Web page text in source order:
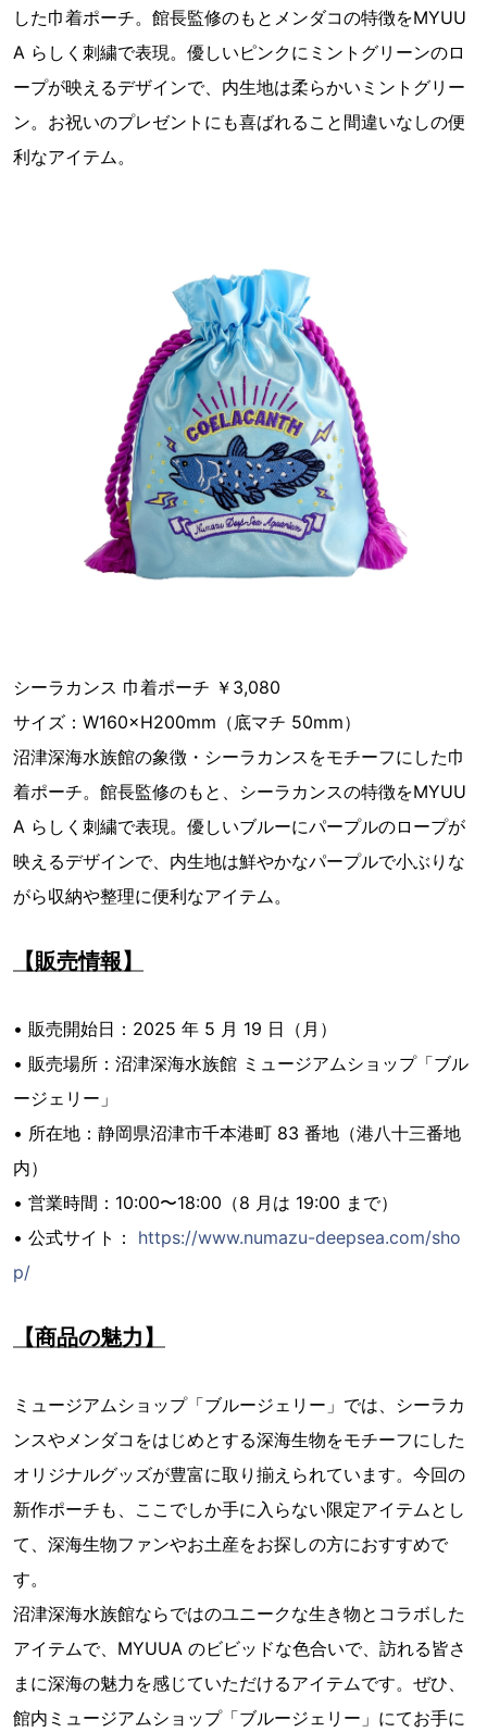
した⼱着ポーチ。館⻑監修のもとメンダコの特徴をMYUU
A らしく刺繍で表現。優しいピンクにミントグリーンのロ
ープが映えるデザインで、内⽣地は柔らかいミントグリー
ン。お祝いのプレゼントにも喜ばれること間違いなしの便
利なアイテム。
シーラカンス ⼱着ポーチ ￥3,080
サイズ：W160×H200mm（底マチ 50mm）
沼津深海⽔族館の象徴・シーラカンスをモチーフにした⼱
着ポーチ。館⻑監修のもと、シーラカンスの特徴をMYUU
A らしく刺繍で表現。優しいブルーにパープルのロープが
映えるデザインで、内⽣地は鮮やかなパープルで⼩ぶりな
がら収納や整理に便利なアイテム。
【販売情報】
• 販売開始⽇：2025 年 5 ⽉ 19 ⽇（⽉）
• 販売場所：沼津深海⽔族館 ミュージアムショップ「ブル
ージェリー」
• 所在地：静岡県沼津市千本港町 83 番地（港⼋⼗三番地
内）
• 営業時間：10:00〜18:00（8 ⽉は 19:00 まで）
• 公式サイト： https://www.numazu-deepsea.com/sho
p/
【商品の魅⼒】
ミュージアムショップ「ブルージェリー」では、シーラカ
ンスやメンダコをはじめとする深海⽣物をモチーフにした
オリジナルグッズが豊富に取り揃えられています。今回の
新作ポーチも、ここでしか⼿に⼊らない限定アイテムとし
て、深海⽣物ファンやお⼟産をお探しの⽅におすすめで
す。
沼津深海⽔族館ならではのユニークな⽣き物とコラボした
アイテムで、MYUUA のビビッドな⾊合いで、訪れる皆さ
まに深海の魅⼒を感じていただけるアイテムです。ぜひ、
館内ミュージアムショップ「ブルージェリー」にてお⼿に